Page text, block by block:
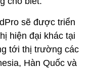
sẽ được triển
hiện đại khác tại
tới thị trường các
Hàn Quốc và